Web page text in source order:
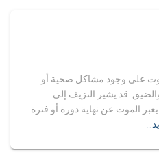
على وجود مشاكل صحية أو
قد يشير النزيف إلى
الموت عن نهاية دورة أو فترة